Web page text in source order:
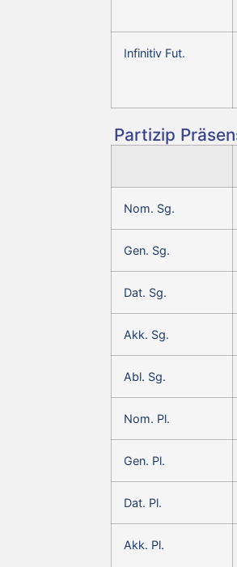
Infinitiv Fut.
Partizip
Nom. Sg.
Gen. Sg.
Dat. Sg.
Akk. Sg.
Abl. Sg.
Nom. Pl.
Gen. Pl.
Dat. Pl.
Akk. Pl.